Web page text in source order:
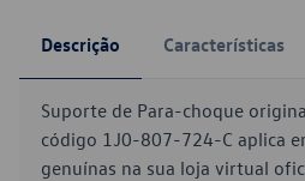
Descrição Características
Suporte de Para-choque
código 1J0-807-724-C aplica
genuínas na sua loja virtual